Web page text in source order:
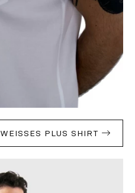
WEISSES PLUS SHIRT